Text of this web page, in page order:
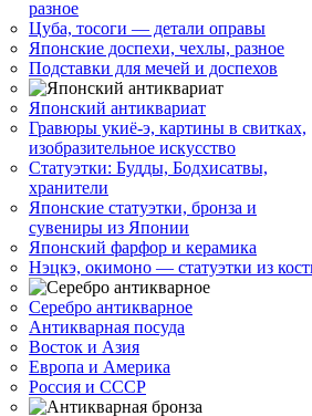
разное
Цуба, тосоги — детали оправы
Японские доспехи, чехлы, разное
Подставки для мечей и доспехов
Японский антиквариат
Гравюры укиё-э, картины в свитках,
изобразительное искусство
Статуэтки: Будды, Бодхисатвы,
хранители
Японские статуэтки, бронза и
сувениры из Японии
Японский фарфор и керамика
Нэцкэ, окимоно — статуэтки из
Серебро антикварное
Антикварная посуда
Восток и Азия
Европа и Америка
Россия и СССР